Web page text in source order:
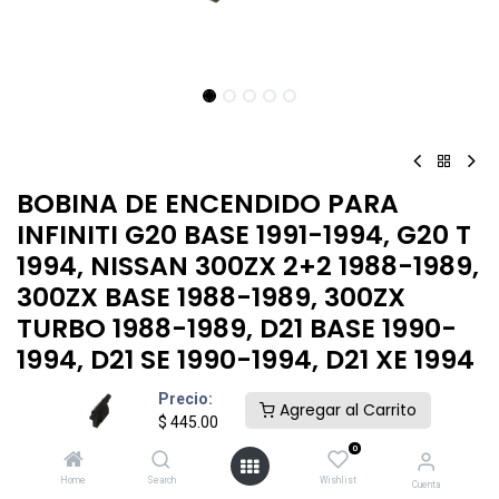
Precio:
$ 445.00
Agregar al Carrito
Home Search
0
Wishlist Cuenta
BOBINA DE ENCENDIDO PARA
INFINITI G20 BASE 1991-1994, G20 T
1994, NISSAN 300ZX 2+2 1988-1989,
300ZX BASE 1988-1989, 300ZX
TURBO 1988-1989, D21 BASE 1990-
1994, D21 SE 1990-1994, D21 XE 1994
BOBINA ENCENDIDO INFINITI G20 1991-1996
445.00